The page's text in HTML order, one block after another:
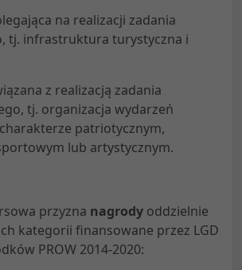
na realizacji zadania
tj. infrastruktura turystyczna i
z realizacją zadania
tj. organizacja wydarzeń
patriotycznym,
lub artystycznym.
przyzna nagrodyoddzielnie
kategorii finansowane przez LGD
PROW 2014-2020: